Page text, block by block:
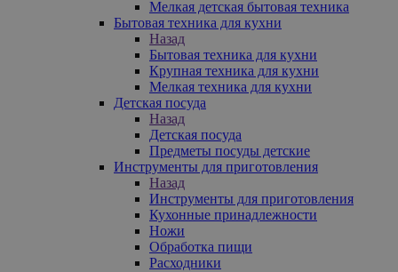
Мелкая детская бытовая техника
Бытовая техника для кухни
Назад
Бытовая техника для кухни
Крупная техника для кухни
Мелкая техника для кухни
Детская посуда
Назад
Детская посуда
Предметы посуды детские
Инструменты для приготовления
Назад
Инструменты для приготовления
Кухонные принадлежности
Ножи
Обработка пищи
Расходники